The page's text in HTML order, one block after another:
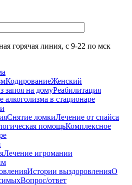
горячая линия, с 9-22 по мск
КодированиеЖенский
запоя на домуРеабилитация
алкоголизма в стационаре
Снятие ломкиЛечение от спайса
помощьКомплексное
Лечение игромании
Истории выздоровленияО
Вопрос/ответ